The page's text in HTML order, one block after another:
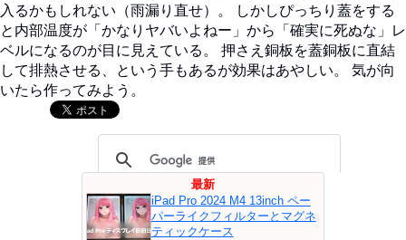
入るかもしれない（雨漏り直せ）。 しかしぴっちり蓋をする
と内部温度が「かなりヤバいよねー」から「確実に死ぬな」レ
ベルになるのが目に見えている。 押さえ銅板を蓋銅板に直結
して排熱させる、という手もあるが効果はあやしい。 気が向
いたら作ってみよう。
最新
iPad Pro 2024 M4 13inch ペー
パーライクフィルターとマグネ
ティックケース